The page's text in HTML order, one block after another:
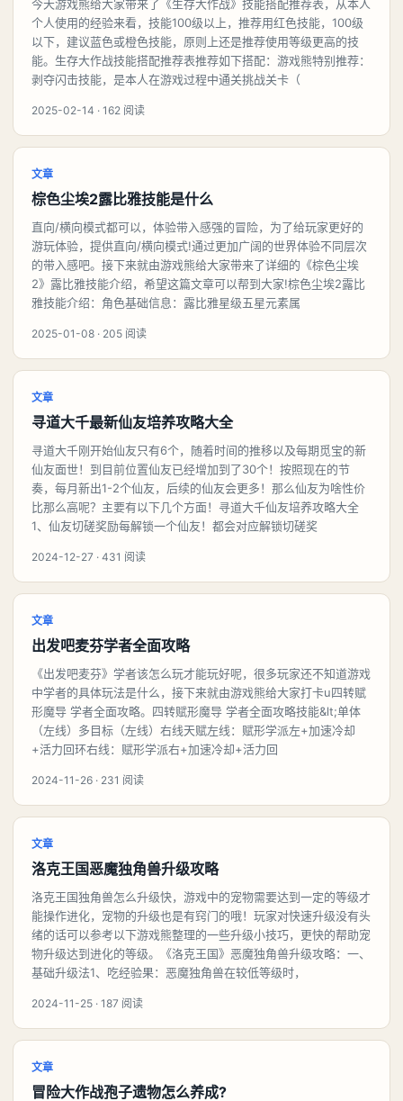
今天游戏熊给大家带来了《生存大作战》技能搭配推荐表，从本人
个人使用的经验来看，技能100级以上，推荐用红色技能，100级
以下，建议蓝色或橙色技能，原则上还是推荐使用等级更高的技
能。生存大作战技能搭配推荐表推荐如下搭配：游戏熊特别推荐：
剥夺闪击技能，是本人在游戏过程中通关挑战关卡（
2025-02-14 · 162 阅读
文章
棕色尘埃2露比雅技能是什么
直向/横向模式都可以，体验带入感强的冒险，为了给玩家更好的
游玩体验，提供直向/横向模式!通过更加广阔的世界体验不同层次
的带入感吧。接下来就由游戏熊给大家带来了详细的《棕色尘埃
2》露比雅技能介绍，希望这篇文章可以帮到大家!棕色尘埃2露比
雅技能介绍：角色基础信息：露比雅星级五星元素属
2025-01-08 · 205 阅读
文章
寻道大千最新仙友培养攻略大全
寻道大千刚开始仙友只有6个，随着时间的推移以及每期觅宝的新
仙友面世！到目前位置仙友已经增加到了30个！按照现在的节
奏，每月新出1-2个仙友，后续的仙友会更多！那么仙友为啥性价
比那么高呢？主要有以下几个方面！寻道大千仙友培养攻略大全
1、仙友切磋奖励每解锁一个仙友！都会对应解锁切磋奖
2024-12-27 · 431 阅读
文章
出发吧麦芬学者全面攻略
《出发吧麦芬》学者该怎么玩才能玩好呢，很多玩家还不知道游戏
中学者的具体玩法是什么，接下来就由游戏熊给大家打卡u四转赋
形魔导 学者全面攻略。四转赋形魔导 学者全面攻略技能&lt;单体
（左线）多目标（左线）右线天赋左线：赋形学派左+加速冷却
+活力回环右线：赋形学派右+加速冷却+活力回
2024-11-26 · 231 阅读
文章
洛克王国恶魔独角兽升级攻略
洛克王国独角兽怎么升级快，游戏中的宠物需要达到一定的等级才
能操作进化，宠物的升级也是有窍门的哦！玩家对快速升级没有头
绪的话可以参考以下游戏熊整理的一些升级小技巧，更快的帮助宠
物升级达到进化的等级。《洛克王国》恶魔独角兽升级攻略：一、
基础升级法1、吃经验果：恶魔独角兽在较低等级时，
2024-11-25 · 187 阅读
文章
冒险大作战孢子遗物怎么养成?